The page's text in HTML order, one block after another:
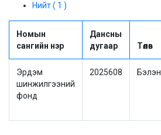
Нийт ( 1 )
Номын
сангийн нэр
Дансны
дугаар
Төлөв
Эрдэм
шинжилгээний
фонд
2025608 Бэлэн